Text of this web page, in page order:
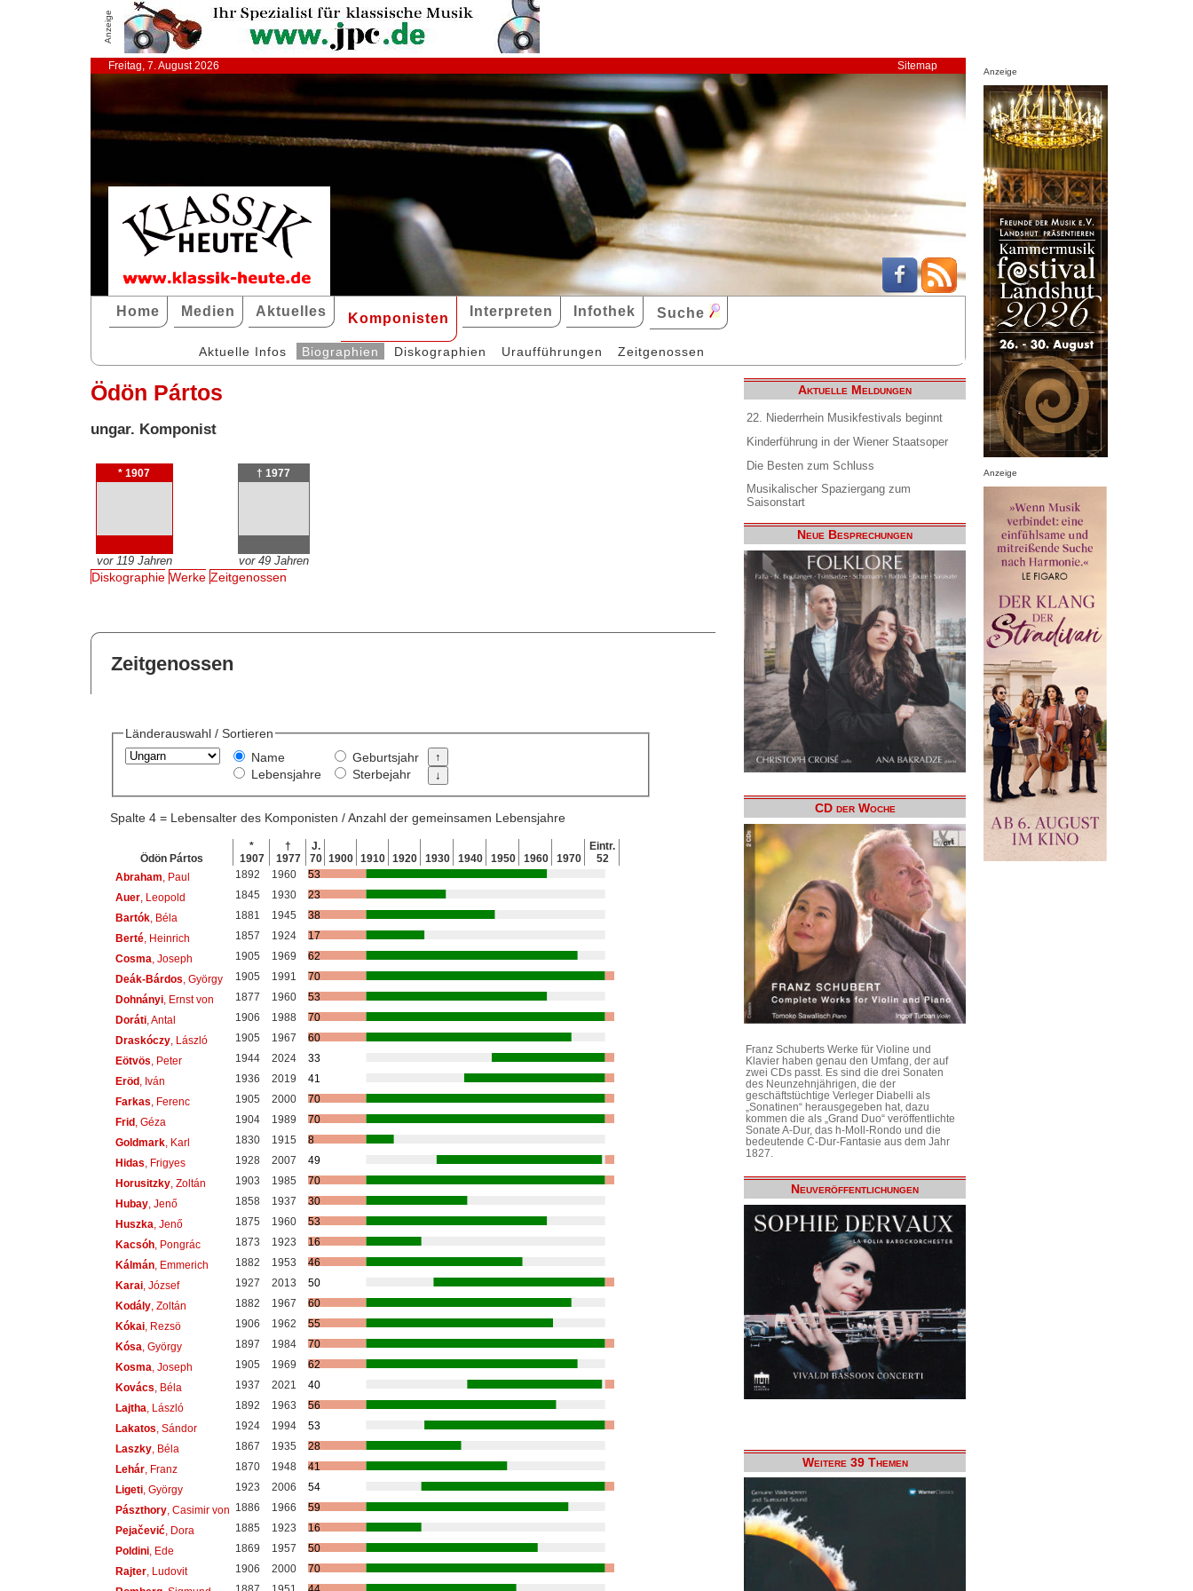
Anzeige
Freitag, 7. August 2026 Sitemap
Home Medien Aktuelles Komponisten Interpreten Infothek Suche
Aktuelle Infos Biographien Diskographien Uraufführungen Zeitgenossen
Ödön Pártos
ungar. Komponist
* 1907
vor 119 Jahren
† 1977
vor 49 Jahren
Diskographie Werke Zeitgenossen
Zeitgenossen
Länderauswahl / Sortieren
Name
Lebensjahre
Geburtsjahr
Sterbejahr
Spalte 4 = Lebensalter des Komponisten / Anzahl der gemeinsamen Lebensjahre
Ödön Pártos
*
1907
†
1977
J.
70 1900 1910 1920 1930 1940 1950 1960 1970
Eintr.
52
Abraham , Paul 1892 1960
53
Auer, Leopold 1845 1930
23
Bartók, Béla 1881 1945
38
Berté, Heinrich 1857 1924
17
Cosma , Joseph 1905 1969
62
Deák-Bárdos , György 1905 1991
70
Dohnányi, Ernst von 1877 1960
53
Doráti, Antal 1906 1988
70
Draskóczy, László 1905 1967
60
Eötvös , Peter 1944 2024
33
Eröd, Iván 1936 2019
41
Farkas , Ferenc 1905 2000
70
Frid, Géza 1904 1989
70
Goldmark, Karl 1830 1915
8
Hidas , Frigyes 1928 2007
49
Horusitzky, Zoltán 1903 1985
70
Hubay, Jenő 1858 1937
30
Huszka , Jenő 1875 1960
53
Kacsóh, Pongrác 1873 1923
16
Kálmán, Emmerich 1882 1953
46
Karai, József 1927 2013
50
Kodály, Zoltán 1882 1967
60
Kókai, Rezsö 1906 1962
55
Kósa , György 1897 1984
70
Kosma , Joseph 1905 1969
62
Kovács , Béla 1937 2021
40
Lajtha , László 1892 1963
56
Lakatos , Sándor 1924 1994
53
Laszky, Béla 1867 1935
28
Lehár, Franz 1870 1948
41
Ligeti, György 1923 2006
54
Pászthory, Casimir von 1886 1966
59
Pejačević, Dora 1885 1923
16
Poldini, Ede 1869 1957
50
Rajter, Ludovit 1906 2000
70
Aktuelle Meldungen
22. Niederrhein Musikfestivals beginnt
Kinderführung in der Wiener Staatsoper
Die Besten zum Schluss
Musikalischer Spaziergang zum
Saisonstart
Neue Besprechungen
CD der Woche
Franz Schuberts Werke für Violine und
Klavier haben genau den Umfang, der auf
zwei CDs passt. Es sind die drei Sonaten
des Neunzehnjährigen, die der
geschäftstüchtige Verleger Diabelli als
„Sonatinen“ herausgegeben hat, dazu
kommen die als „Grand Duo“ veröffentlichte
Sonate A-Dur, das h-Moll-Rondo und die
bedeutende C-Dur-Fantasie aus dem Jahr
1827.
Neuveröffentlichungen
Weitere 39 Themen
Anzeige
Anzeige